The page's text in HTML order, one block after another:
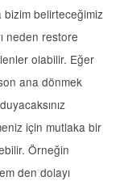
belirteceğimiz
neden restore
olabilir. Eğer
ana dönmek
için mutlaka bir
Örneğin
den dolayı